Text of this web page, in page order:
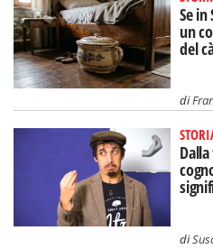
Se
un
del
di
di